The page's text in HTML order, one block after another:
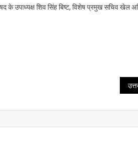
उपाध्यक्ष शिव सिंह बिष्ट, विशेष प्रमुख सचिव खेल